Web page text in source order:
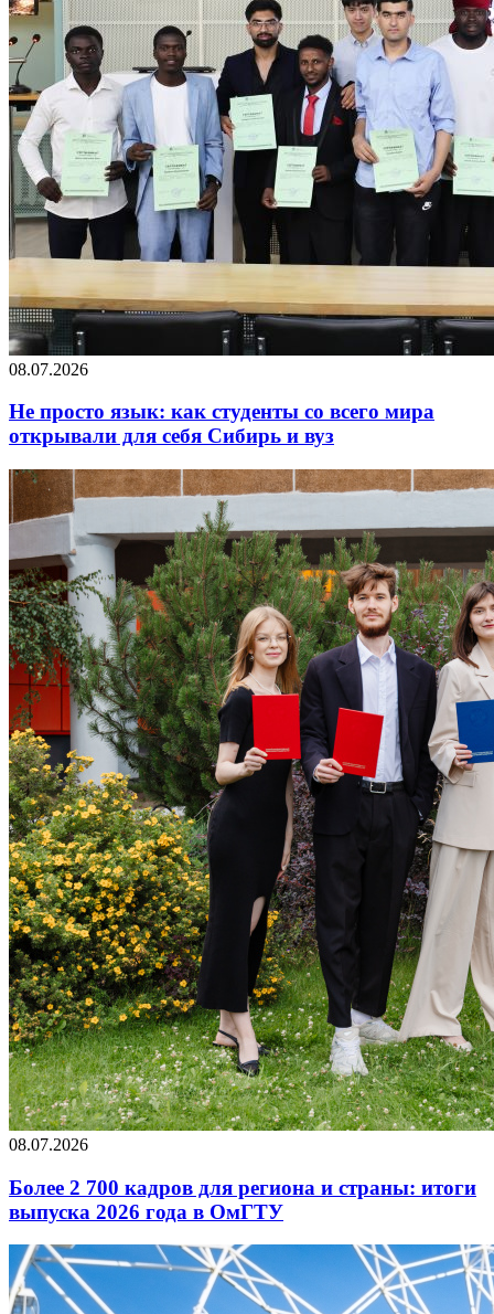
08.07.2026
Не просто язык: как студенты со всего мира
открывали для себя Сибирь и вуз
08.07.2026
Более 2 700 кадров для региона и страны: итоги
выпуска 2026 года в ОмГТУ